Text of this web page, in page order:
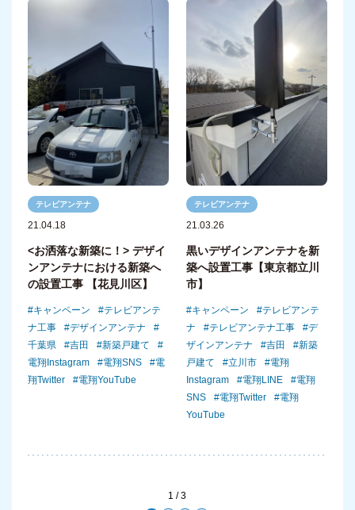
テレビアンテナ
21.04.18
<お洒落な新築に！> デザイ
ンアンテナにおける新築へ
の設置工事 【花見川区】
キャンペーン
テレビアンテ
ナ工事
デザインアンテナ
千葉県
吉田
新築戸建て
電翔Instagram
電翔SNS
電
翔Twitter
電翔YouTube
テレビアンテナ
21.03.26
黒いデザインアンテナを新
築へ設置工事【東京都立川
市】
キャンペーン
テレビアンテ
ナ
テレビアンテナ工事
デ
ザインアンテナ
吉田
新築
戸建て
立川市
電翔
Instagram
電翔LINE
電翔
SNS
電翔Twitter
電翔
YouTube
1 / 3